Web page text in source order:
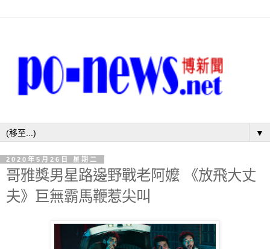
▼
2020年5月26日 星期二
哥雅獎男星路邊野戰老阿嬤 《放飛大丈
夫》巨無霸馬鞭惹尖叫